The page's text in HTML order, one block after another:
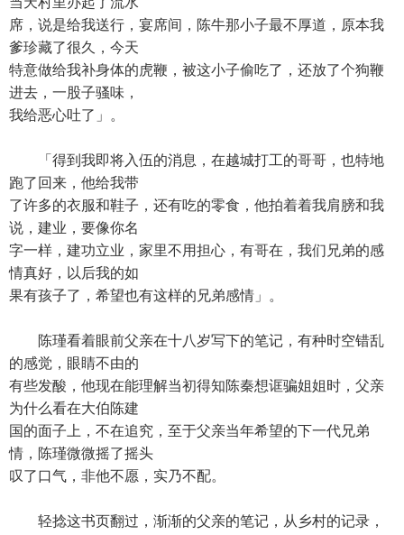
席，说是给我送行，宴席间，陈牛那小子最不厚道，原本我
爹珍藏了很久，今天
特意做给我补身体的虎鞭，被这小子偷吃了，还放了个狗鞭
进去，一股子骚味，
我给恶心吐了」。
「得到我即将入伍的消息，在越城打工的哥哥，也特地
跑了回来，他给我带
了许多的衣服和鞋子，还有吃的零食，他拍着着我肩膀和我
说，建业，要像你名
字一样，建功立业，家里不用担心，有哥在，我们兄弟的感
情真好，以后我的如
果有孩子了，希望也有这样的兄弟感情」。
陈瑾看着眼前父亲在十八岁写下的笔记，有种时空错乱
的感觉，眼睛不由的
有些发酸，他现在能理解当初得知陈秦想诓骗姐姐时，父亲
为什么看在大伯陈建
国的面子上，不在追究，至于父亲当年希望的下一代兄弟
情，陈瑾微微摇了摇头
叹了口气，非他不愿，实乃不配。
轻捻这书页翻过，渐渐的父亲的笔记，从乡村的记录，